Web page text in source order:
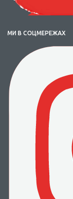
МИ В СОЦМЕРЕЖАХ